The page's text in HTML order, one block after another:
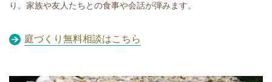
り。家族や友人たちとの食事や会話が弾みます。
庭づくり無料相談はこちら